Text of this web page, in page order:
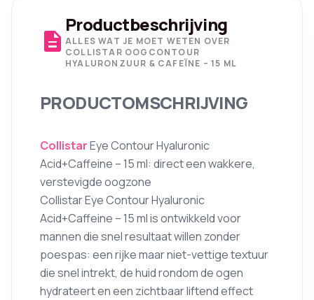
description
Productbeschrijving
ALLES WAT JE MOET WETEN OVER
COLLISTAR OOGCONTOUR
HYALURONZUUR & CAFEÏNE – 15 ML
PRODUCTOMSCHRIJVING
CollistarEye Contour Hyaluronic
Acid+Caffeine – 15 ml: direct een wakkere,
verstevigde oogzone
Collistar Eye Contour Hyaluronic
Acid+Caffeine – 15 ml is ontwikkeld voor
mannen die snel resultaat willen zonder
poespas: een rijke maar niet-vettige textuur
die snel intrekt, de huid rondom de ogen
hydrateert en een zichtbaar liftend effect